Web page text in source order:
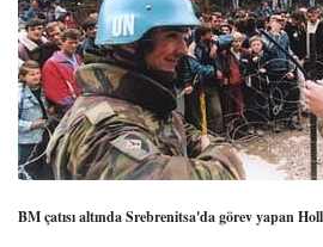
BM çatısı altında Srebrenitsa'da görev yapan